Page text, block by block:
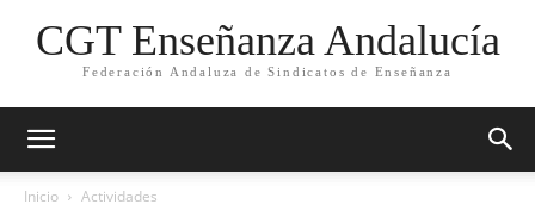
CGT Enseñanza Andalucía
Federación Andaluza de Sindicatos de Enseñanza
Inicio Actividades